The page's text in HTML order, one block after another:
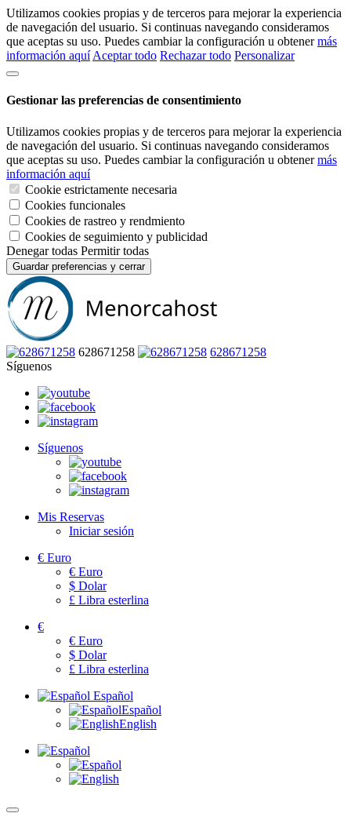
Utilizamos cookies propias y de terceros para mejorar la experiencia
de navegación del usuario. Si continuas navegando consideramos
que aceptas su uso. Puedes cambiar la configuración u obtenermás
información aquí Aceptar todo Rechazar todo Personalizar
Gestionar las preferencias de consentimiento
Utilizamos cookies propias y de terceros para mejorar la experiencia
de navegación del usuario. Si continuas navegando consideramos
que aceptas su uso. Puedes cambiar la configuración u obtenermás
información aquí
Cookie estrictamente necesaria
Cookies funcionales
Cookies de rastreo y rendmiento
Cookies de seguimiento y publicidad
Denegar todas Permitir todas
Guardar preferencias y cerrar
628671258
628671258
Síguenos
Síguenos
Mis Reservas
Iniciar sesión
€ Euro
€ Euro
$ Dolar
£ Libra esterlina
€
€ Euro
$ Dolar
£ Libra esterlina
Español
Español
English